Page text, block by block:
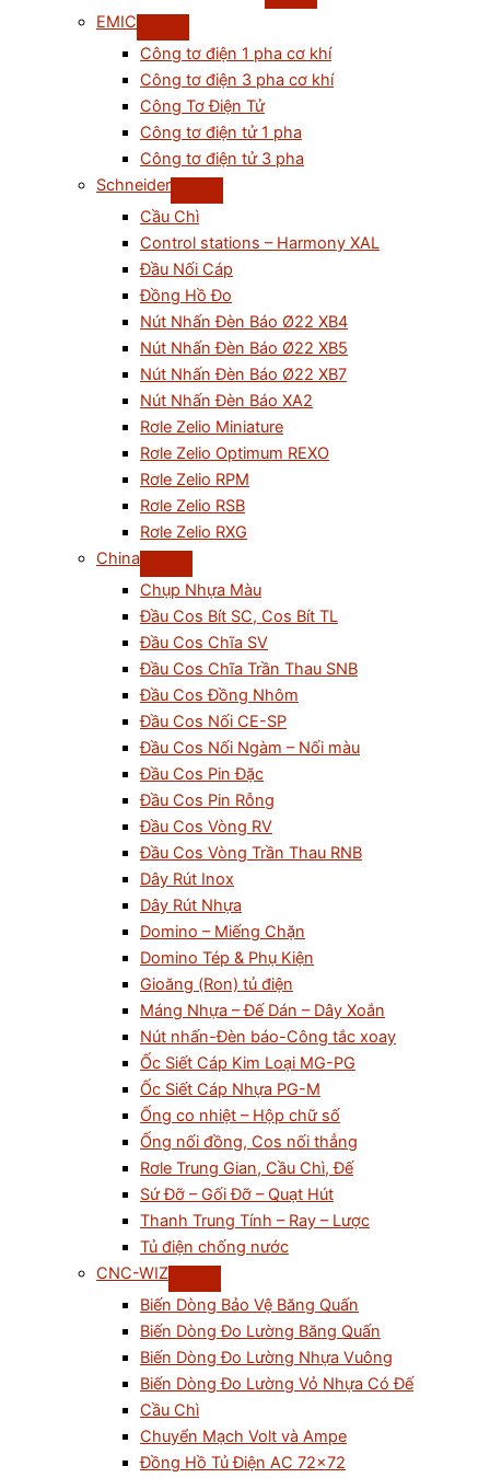
EMIC
Công tơ điện 1 pha cơ khí
Công tơ điện 3 pha cơ khí
Công Tơ Điện Tử
Công tơ điện tử 1 pha
Công tơ điện tử 3 pha
Schneider
Cầu Chì
Control stations – Harmony XAL
Đầu Nối Cáp
Đồng Hồ Đo
Nút Nhấn Đèn Báo Ø22 XB4
Nút Nhấn Đèn Báo Ø22 XB5
Nút Nhấn Đèn Báo Ø22 XB7
Nút Nhấn Đèn Báo XA2
Rơle Zelio Miniature
Rơle Zelio Optimum REXO
Rơle Zelio RPM
Rơle Zelio RSB
Rơle Zelio RXG
China
Chụp Nhựa Màu
Đầu Cos Bít SC, Cos Bít TL
Đầu Cos Chĩa SV
Đầu Cos Chĩa Trần Thau SNB
Đầu Cos Đồng Nhôm
Đầu Cos Nối CE-SP
Đầu Cos Nối Ngàm – Nối màu
Đầu Cos Pin Đặc
Đầu Cos Pin Rỗng
Đầu Cos Vòng RV
Đầu Cos Vòng Trần Thau RNB
Dây Rút Inox
Dây Rút Nhựa
Domino – Miếng Chặn
Domino Tép & Phụ Kiện
Gioăng (Ron) tủ điện
Máng Nhựa – Đế Dán – Dây Xoắn
Nút nhấn-Đèn báo-Công tắc xoay
Ốc Siết Cáp Kim Loại MG-PG
Ốc Siết Cáp Nhựa PG-M
Ống co nhiệt – Hộp chữ số
Ống nối đồng, Cos nối thẳng
Rơle Trung Gian, Cầu Chì, Đế
Sứ Đỡ – Gối Đỡ – Quạt Hút
Thanh Trung Tính – Ray – Lược
Tủ điện chống nước
CNC-WIZ
Biến Dòng Bảo Vệ Băng Quấn
Biến Dòng Đo Lường Băng Quấn
Biến Dòng Đo Lường Nhựa Vuông
Biến Dòng Đo Lường Vỏ Nhựa Có Đế
Cầu Chì
Chuyển Mạch Volt và Ampe
Đồng Hồ Tủ Điện AC 72×72